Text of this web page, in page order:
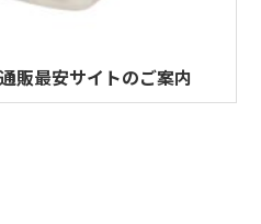
販最安サイトのご案内